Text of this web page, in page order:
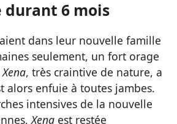
6 mois
dans leur nouvelle famille
seulement, un fort orage
Xena, très craintive de nature, a
alors enfuie à toutes jambes.
intensives de la nouvelle
Xena est restée